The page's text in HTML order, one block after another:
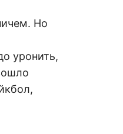
Но
уронить,